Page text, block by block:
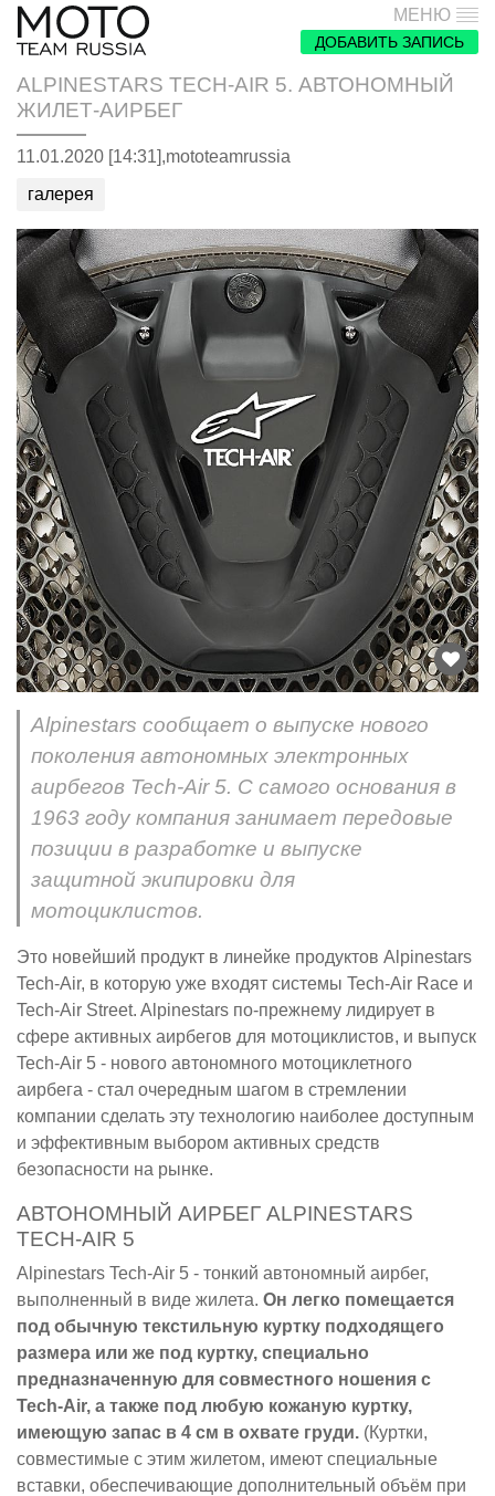
МЕНЮ
ДОБАВИТЬ ЗАПИСЬ
ALPINESTARS TECH-AIR 5. АВТОНОМНЫЙ
ЖИЛЕТ-АИРБЕГ
11.01.2020 [14:31],mototeamrussia
галерея
Alpinestars сообщает о выпуске нового
поколения автономных электронных
аирбегов Tech-Air 5. С самого основания в
1963 году компания занимает передовые
позиции в разработке и выпуске
защитной экипировки для
мотоциклистов.
Это новейший продукт в линейке продуктов Alpinestars
Tech-Air, в которую уже входят системы Tech-Air Race и
Tech-Air Street. Alpinestars по-прежнему лидирует в
сфере активных аирбегов для мотоциклистов, и выпуск
Tech-Air 5 - нового автономного мотоциклетного
аирбега - стал очередным шагом в стремлении
компании сделать эту технологию наиболее доступным
и эффективным выбором активных средств
безопасности на рынке.
АВТОНОМНЫЙ АИРБЕГ ALPINESTARS
TECH-AIR 5
Alpinestars Tech-Air 5 - тонкий автономный аирбег,
выполненный в виде жилета. Он легко помещается
под обычную текстильную куртку подходящего
размера или же под куртку, специально
предназначенную для совместного ношения с
Tech-Air, а также под любую кожаную куртку,
имеющую запас в 4 см в охвате груди. (Куртки,
совместимые с этим жилетом, имеют специальные
вставки, обеспечивающие дополнительный объём при